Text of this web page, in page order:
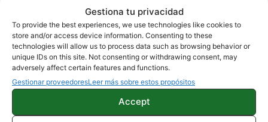
Gestiona tu privacidad
To provide the best experiences, we use technologies like cookies to
store and/or access device information. Consenting to these
technologies will allow us to process data such as browsing behavior or
unique IDs on this site. Not consenting or withdrawing consent, may
adversely affect certain features and functions.
Gestionar proveedoresLeer más sobre estos propósitos
Accept
Respecto al resto de características del dispositivo,
se espera que venga con un procesadorMediatek
P60 o Snapdragon 636y4 ó 6 GB de memoria
RAM. Su pantalla será de5,8 pulgadasy tendrá el
típicoratio de 19:9. Sus precios aun se
desconocen, pero es de esperar que se encuentren a
unvalor de 208 y 235 euros, según la versión